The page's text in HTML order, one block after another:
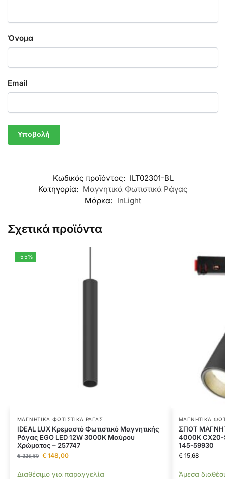
Όνομα
Email
Κωδικός προϊόντος: ILT02301-BL
Κατηγορία: Μαγνητικά Φωτιστικά Ράγας
Μάρκα: InLight
Σχετικά προϊόντα
-55%
ΜΑΓΝΗΤΙΚΆ ΦΩΤΙΣΤΙΚΆ ΡΆΓΑΣ
IDEAL LUX Κρεμαστό Φωτιστικό Μαγνητικής
Ράγας EGO LED 12W 3000K Μαύρου
Χρώματος – 257747
€325,60 €148,00
Διαθέσιμο για παραγγελία
ΜΑΓΝΗΤΙΚΆ
ΣΠΟΤ
4000Κ CX20-
145-59930
€15,68
Άμεσα